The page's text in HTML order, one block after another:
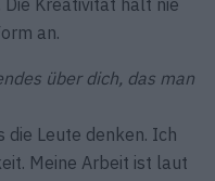
an.
über dich, das man
Leute denken. Ich
Meine Arbeit ist laut